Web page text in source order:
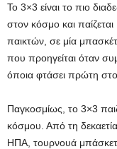
Το 3×3 είναι το πιο
στον κόσμο και
παικτών, σε μία
που προηγείται όταν
όποια φτάσει πρώτη
Παγκοσμίως, το 3×3
κόσμου. Από τη
ΗΠΑ, τουρνουά